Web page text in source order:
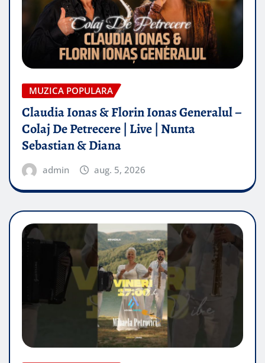
MUZICA POPULARA
Claudia Ionas & Florin Ionas Generalul –
Colaj De Petrecere | Live | Nunta
Sebastian & Diana
admin aug. 5, 2026